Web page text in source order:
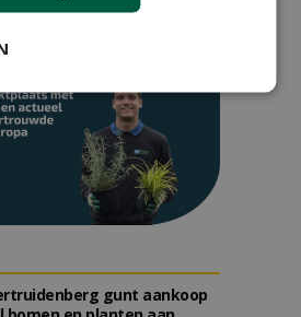
gunt aankoop